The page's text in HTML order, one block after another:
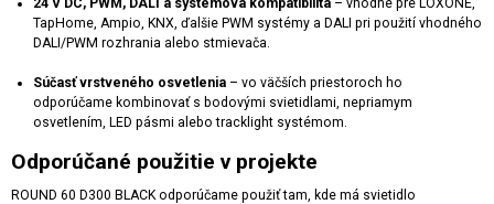
24 V DC, PWM, DALI a systémová kompatibilita – vhodné pre LOXONE,
TapHome, Ampio, KNX, ďalšie PWM systémy a DALI pri použití vhodného
DALI/PWM rozhrania alebo stmievača.
Súčasť vrstveného osvetlenia – vo väčších priestoroch ho
odporúčame kombinovať s bodovými svietidlami, nepriamym
osvetlením, LED pásmi alebo tracklight systémom.
Odporúčané použitie v projekte
ROUND 60 D300 BLACK odporúčame použiť tam, kde má svietidlo